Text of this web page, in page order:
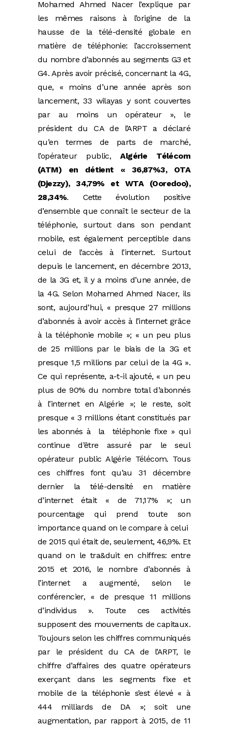
Mohamed Ahmed Nacer l’explique par
les mêmes raisons à l’origine de la
hausse de la télé-densité globale en
matière de téléphonie: l’accroissement
du nombre d’abonnés au segments G3 et
G4. Après avoir précisé, concernant la 4G,
que, « moins d’une année après son
lancement, 33 wilayas y sont couvertes
par au moins un opérateur », le
président du CA de l’ARPT a déclaré
qu’en termes de parts de marché,
l’opérateur public,Algérie Télécom
(ATM) en détient « 36,87%3, OTA
(Djezzy), 34,79% et WTA (Ooredoo),
28,34%. Cette évolution positive
d’ensemble que connaît le secteur de la
téléphonie, surtout dans son pendant
mobile, est également perceptible dans
celui de l’accès à l’internet. Surtout
depuis le lancement, en décembre 2013,
de la 3G et, il y a moins d’une année, de
la 4G. Selon Mohamed Ahmed Nacer, ils
sont, aujourd’hui, « presque 27 millions
d’abonnés à avoir accès à l’internet grâce
à la téléphonie mobile »; « un peu plus
de 25 millions par le biais de la 3G et
presque 1,5 millions par celui de la 4G ».
Ce qui représente, a-t-il ajouté, « un peu
plus de 90% du nombre total d’abonnés
à l’internet en Algérie »; le reste, soit
presque « 3 millions étant constitués par
les abonnés à la téléphonie fixe » qui
continue d’être assuré par le seul
opérateur public Algérie Télécom. Tous
ces chiffres font qu’au 31 décembre
dernier la télé-densité en matière
d’internet était « de 71,17% »; un
pourcentage qui prend toute son
importance quand on le compare à celui
de 2015 qui était de, seulement, 46,9%. Et
quand on le tra&duit en chiffres: entre
2015 et 2016, le nombre d’abonnés à
l’internet a augmenté, selon le
conférencier, « de presque 11 millions
d’individus ». Toute ces activités
supposent des mouvements de capitaux.
Toujours selon les chiffres communiqués
par le président du CA de l’ARPT, le
chiffre d’affaires des quatre opérateurs
exerçant dans les segments fixe et
mobile de la téléphonie s’est élevé « à
444 milliards de DA »; soit une
augmentation, par rapport à 2015, de 11